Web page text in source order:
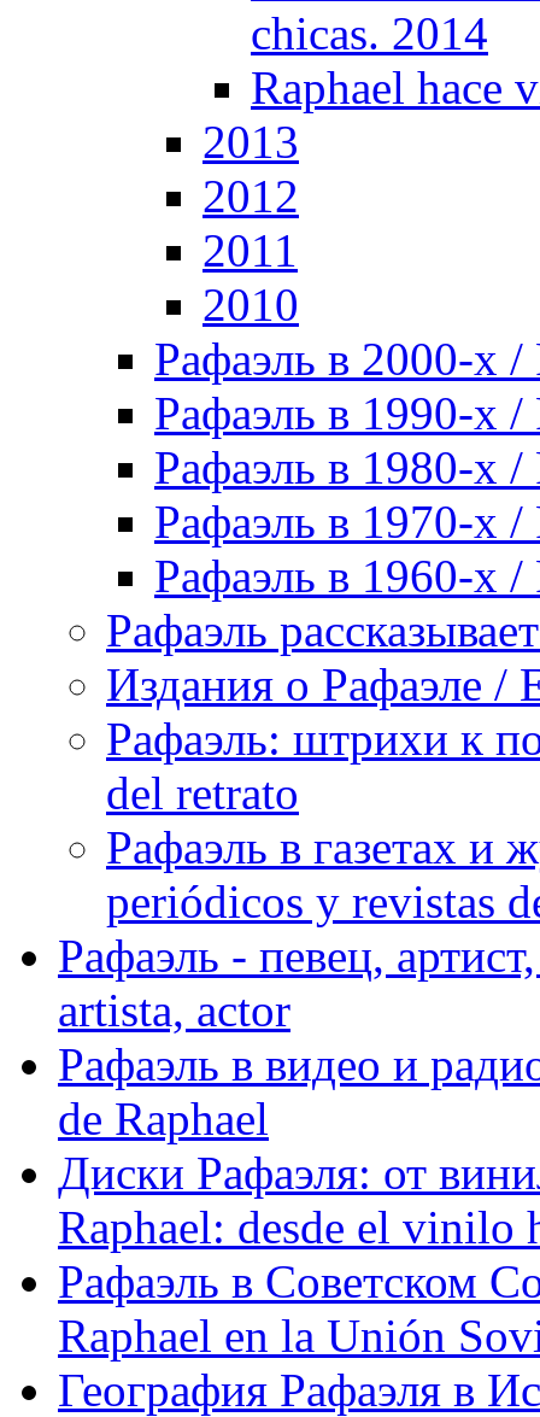
chicas. 2014
Raphael hace
2013
2012
2011
2010
Рафаэль в 2000-х /
Рафаэль в 1990-х /
Рафаэль в 1980-х /
Рафаэль в 1970-х /
Рафаэль в 1960-х /
Рафаэль
Издания о Рафаэле /
Рафаэль: штрихи к
del retrato
Рафаэль в газетах и
periódicos y revistas
Рафаэль - певец,
artista, actor
Рафаэль в видео и
de Raphael
Диски Рафаэля: от
Raphael: desde el vinilo
Рафаэль в Советском
Raphael en la Unión
География Рафаэля в